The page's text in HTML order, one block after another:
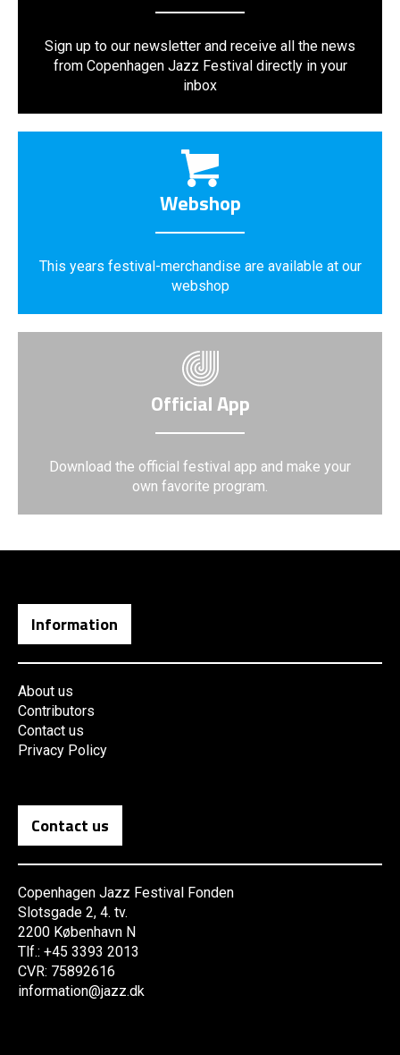
Sign up to our newsletter and receive all the news
from Copenhagen Jazz Festival directly in your
inbox
Webshop
This years festival-merchandise are available at our
webshop
Official App
Download the official festival app and make your
own favorite program.
Information
About us
Contributors
Contact us
Privacy Policy
Contact us
Copenhagen Jazz Festival Fonden
Slotsgade 2, 4. tv.
2200 København N
Tlf.: +45 3393 2013
CVR: 75892616
information@jazz.dk